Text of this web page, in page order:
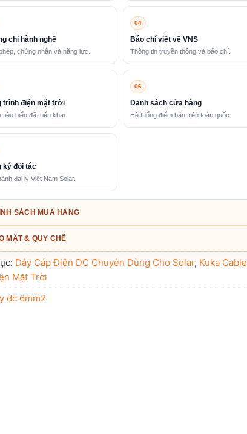
chỉ hành nghề
chứng nhận và năng lực.
04
Báo chí viết về VNS
Thông tin truyền thông và báo chí.
trình điện mặt trời
tiêu biểu đã triển khai.
06
Danh sách cửa hàng
Hệ thống điểm bán trên toàn quốc.
ký đối tác
đại lý Việt Nam Solar.
SÁCH MUA HÀNG
MẬT & QUY CHẾ
Dây Cáp Điện DC Chuyên Dùng Cho Solar, Kuka Cable
Mặt Trời
dc 6mm2